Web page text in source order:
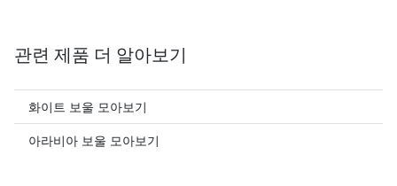
관련 제품 더 알아보기
화이트 보울 모아보기
아라비아 보울 모아보기